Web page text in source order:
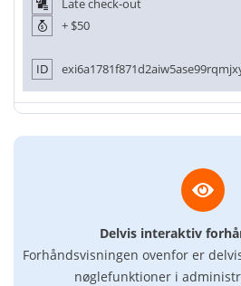
Late check-out
+ $50
ID
Delvis interaktiv
Forhåndsvisningen ovenfor er
nøglefunktioner i